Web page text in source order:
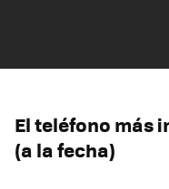
El teléfono más
(a la fecha)